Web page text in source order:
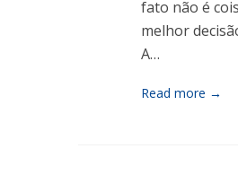
fato não é
melhor
A…
Read more →